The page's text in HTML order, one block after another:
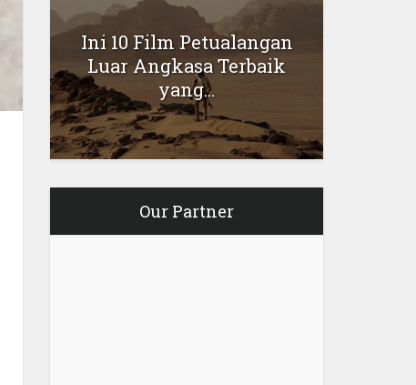
Ini 10 Film Petualangan
Luar Angkasa Terbaik
yang...
Our Partner